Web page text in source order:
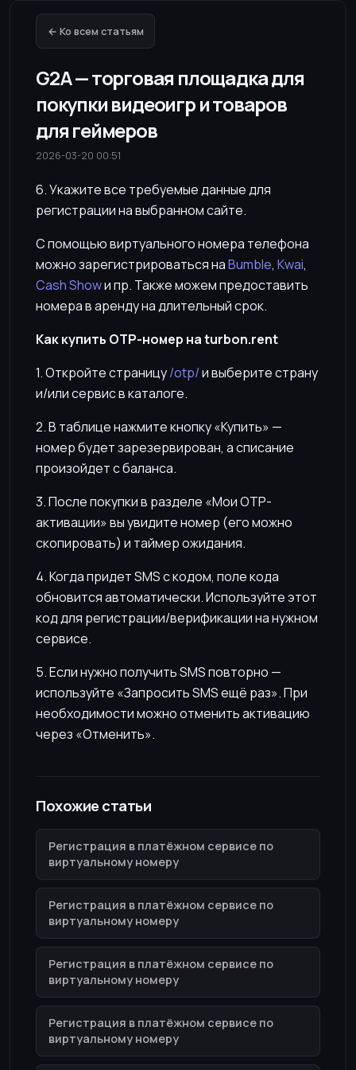
← Ко всем статьям
G2A — торговая площадка для
покупки видеоигр и товаров
для геймеров
2026-03-20 00:51
6. Укажите все требуемые данные для
регистрации на выбранном сайте.
С помощью виртуального номера телефона
можно зарегистрироваться наBumble, Kwai,
Cash Showи пр. Также можем предоставить
номера в аренду на длительный срок.
Как купить OTP-номер на turbon.rent
1. Откройте страницу/otp/и выберите страну
и/или сервис в каталоге.
2. В таблице нажмите кнопку «Купить» —
номер будет зарезервирован, а списание
произойдет с баланса.
3. После покупки в разделе «Мои OTP-
активации» вы увидите номер (его можно
скопировать) и таймер ожидания.
4. Когда придет SMS с кодом, поле кода
обновится автоматически. Используйте этот
код для регистрации/верификации на нужном
сервисе.
5. Если нужно получить SMS повторно —
используйте «Запросить SMS ещё раз». При
необходимости можно отменить активацию
через «Отменить».
Похожие статьи
Регистрация в платёжном сервисе по
виртуальному номеру
Регистрация в платёжном сервисе по
виртуальному номеру
Регистрация в платёжном сервисе по
виртуальному номеру
Регистрация в платёжном сервисе по
виртуальному номеру